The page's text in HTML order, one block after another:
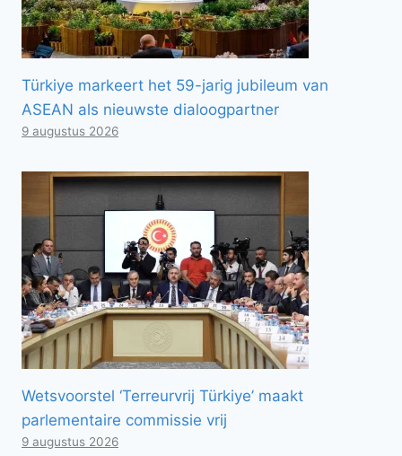
Türkiye markeert het 59-jarig jubileum van
ASEAN als nieuwste dialoogpartner
9 augustus 2026
Wetsvoorstel ‘Terreurvrij Türkiye’ maakt
parlementaire commissie vrij
9 augustus 2026